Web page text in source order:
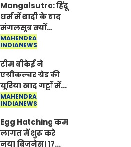
Mangalsutra: हिंदू
धर्म में शादी के बाद
मंगलसूत्र क्यों
पहनती है महिलाएं,
किसने शुरु की ये
परंपरा
MAHENDRA
INDIANEWS
टीम बीकेई ने
एग्रीकल्चर ग्रेड की
यूरिया खाद गट्टों में
बदलकर टेक्निकल
ग्रेड में बेचने वालों पर
करवाई कार्रवाई:
लखविंदर सिंह
औलख
MAHENDRA
INDIANEWS
Egg Hatching कम
लागत में शुरू करे
नया बिजनेस। 17